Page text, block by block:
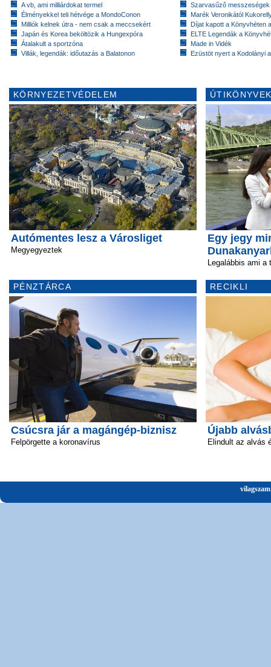
A vb, ami milliárdokat termel
Élményekkel teli hétvége a MondoConon
Milliók kelnek útra - nem csak a meccsekért
Japán és Korea beköltözik a Hungexpóra
Átalakult a sportzóna
Villák, legendák: időutazás a Balatonon
Szarvasűző messzeségek
Marék Veronikától
Díjat kapott a Könyvhéten
ELTE Legendák a
Made in Vidék
Ezüstöt nyert a Kodolányi
KÖRNYEZETVÉDELEM
Autómentes lesz a Városliget
Megyegyeztek
PÉNZTÁRCA
Csúcsra jár a magángép-biznisz
Felpörgette a koronavírus
Egy jegy
Legalábbis ami
RECIKLI
Újabb
Elindult az alvás